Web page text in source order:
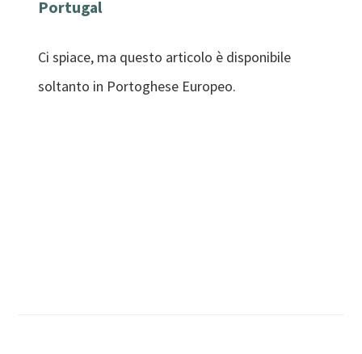
Portugal
Ci spiace, ma questo articolo è disponibile
soltanto in Portoghese Europeo.